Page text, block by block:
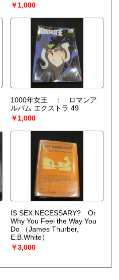
￥1,000
1000年女王 ： ロマンア
ルバム エクストラ 49
￥1,000
IS SEX NECESSARY? Or
Why You Feel the Way You
Do
（James Thurber,
E.B.White）
￥3,000